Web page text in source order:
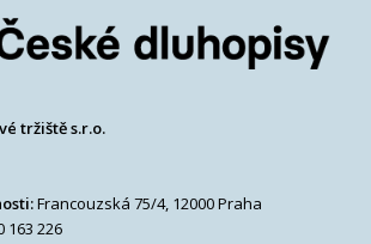
tržiště s.r.o.
Francouzská 75/4, 12000 Praha
163 226